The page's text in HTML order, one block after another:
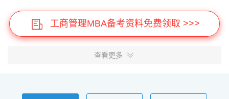
工商管理MBA备考资料免费领取 >>>
查看更多